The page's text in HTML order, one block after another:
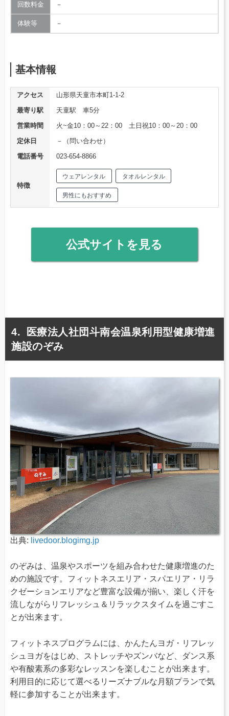
回数料金 －
体験等 －
基本情報
アクセス
山形県天童市本町1-1-2
最寄り駅
天童駅 車5分
営業時間
火~金10：00～22：00 土日祝10：00～20：00
定休日
－（問い合わせ）
電話番号
023-654-8866
特徴
ウェアレンタル タオルレンタル
男性にもおすすめ
公式サイトを見る
医療法人社団斗南会温泉利用型健康増進
施設のぞみ
出典: livedoor.blogimg.jp
のぞみは、温泉やスポーツを組み合わせた健康増進のた
めの施設です。フィットネスエリア・スパエリア・リラ
クゼーションエリアなど豊富な設備が揃い、楽しく汗を
流しながらリフレッシュ＆リラックスタイムを過ごすこ
とが出来ます。
フィットネスプログラムには、かんたんヨガ・リフレッ
シュヨガをはじめ、ストレッチやズンバなど、ダンス系
や有酸素系の多彩なレッスンを楽しむことが出来ます。
利用目的に応じて選べるリーズナブルな月額プランで気
軽に参加することが出来ます。